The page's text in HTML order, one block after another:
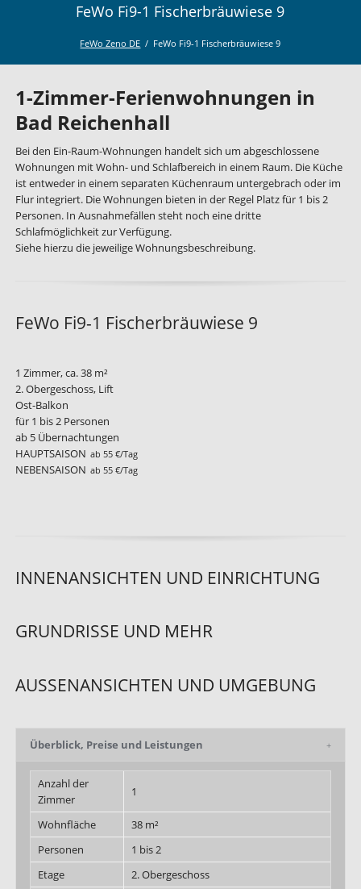
FeWo Fi9-1 Fischerbräuwiese 9
FeWo Zeno DE FeWo Fi9-1 Fischerbräuwiese 9
1-Zimmer-Ferienwohnungen in
Bad Reichenhall
Bei den Ein-Raum-Wohnungen handelt sich um abgeschlossene
Wohnungen mit Wohn- und Schlafbereich in einem Raum. Die Küche
ist entweder in einem separaten Küchenraum untergebrach oder im
Flur integriert. Die Wohnungen bieten in der Regel Platz für 1 bis 2
Personen. In Ausnahmefällen steht noch eine dritte
Schlafmöglichkeit zur Verfügung.
Siehe hierzu die jeweilige Wohnungsbeschreibung.
FeWo Fi9-1 Fischerbräuwiese 9
1 Zimmer, ca. 38 m²
2. Obergeschoss, Lift
Ost-Balkon
für 1 bis 2 Personen
ab 5 Übernachtungen
HAUPTSAISON ab 55 €/Tag
NEBENSAISON ab 55 €/Tag
INNENANSICHTEN UND EINRICHTUNG
GRUNDRISSE UND MEHR
AUSSENANSICHTEN UND UMGEBUNG
Überblick, Preise und Leistungen
Anzahl der
Zimmer
1
Wohnfläche
38 m²
Personen
1 bis 2
Etage
2. Obergeschoss